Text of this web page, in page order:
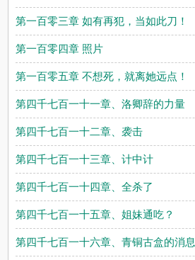
第一百零三章 如有再犯，当如此刀！
第一百零四章 照片
第一百零五章 不想死，就离她远点！
第四千七百一十一章、洛卿辞的力量
第四千七百一十二章、袭击
第四千七百一十三章、计中计
第四千七百一十四章、全杀了
第四千七百一十五章、姐妹通吃？
第四千七百一十六章、青铜古盒的消息